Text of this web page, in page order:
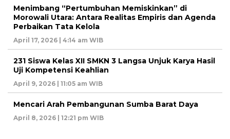
Menimbang “Pertumbuhan Memiskinkan” di
Morowali Utara: Antara Realitas Empiris dan Agenda
Perbaikan Tata Kelola
April 17, 2026 | 4:14 am WIB
231 Siswa Kelas XII SMKN 3 Langsa Unjuk Karya Hasil
Uji Kompetensi Keahlian
April 9, 2026 | 11:05 am WIB
Mencari Arah Pembangunan Sumba Barat Daya
April 8, 2026 | 12:21 pm WIB